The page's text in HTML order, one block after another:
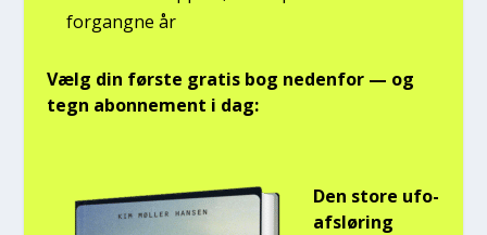
for­gang­ne år
Vælg din før­ste gra­tis bog neden­for — og
tegn abon­ne­ment i dag:
Den sto­re ufo-
afslø­ring